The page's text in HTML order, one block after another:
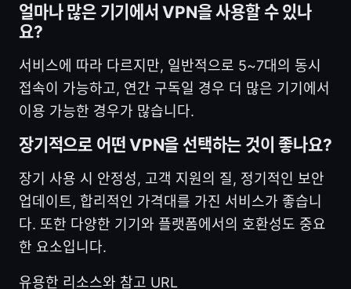
얼마나 많은 기기에서 VPN을 사용할 수 있나
요?
서비스에 따라 다르지만, 일반적으로 5~7대의 동시
접속이 가능하고, 연간 구독일 경우 더 많은 기기에서
이용 가능한 경우가 많습니다.
장기적으로 어떤 VPN을 선택하는 것이 좋나요?
장기 사용 시 안정성, 고객 지원의 질, 정기적인 보안
업데이트, 합리적인 가격대를 가진 서비스가 좋습니
다. 또한 다양한 기기와 플랫폼에서의 호환성도 중요
한 요소입니다.
유용한 리소스와 참고 URL